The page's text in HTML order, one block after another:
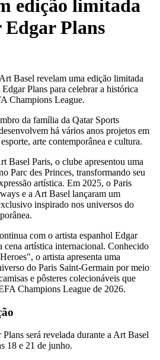
edição limitada
Edgar Plans
Basel revelam uma edição limitada
Plans para celebrar a histórica
Champions League.
da família da Qatar Sports
há vários anos projetos em
arte contemporânea e cultura.
Basel Paris, o clube apresentou uma
Parc des Princes, transformando seu
artística. Em 2025, o Paris
e a Art Basel lançaram um
inspirado nos universos do
com o artista espanhol Edgar
cena artística internacional. Conhecido
o artista apresenta uma
do Paris Saint-Germain por meio
e pôsteres colecionáveis que
Champions League de 2026.
será revelada durante a Art Basel
18 e 21 de junho.